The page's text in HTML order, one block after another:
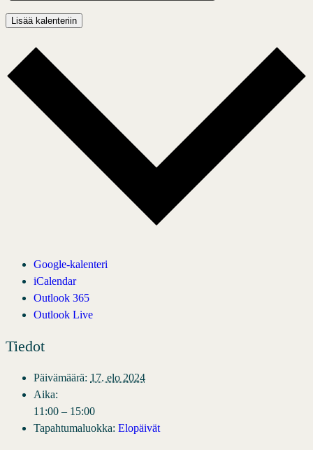
Lisää kalenteriin
Google-kalenteri
iCalendar
Outlook 365
Outlook Live
Tiedot
Päivämäärä: 17. elo 2024
Aika:
11:00 – 15:00
Tapahtumaluokka: Elopäivät